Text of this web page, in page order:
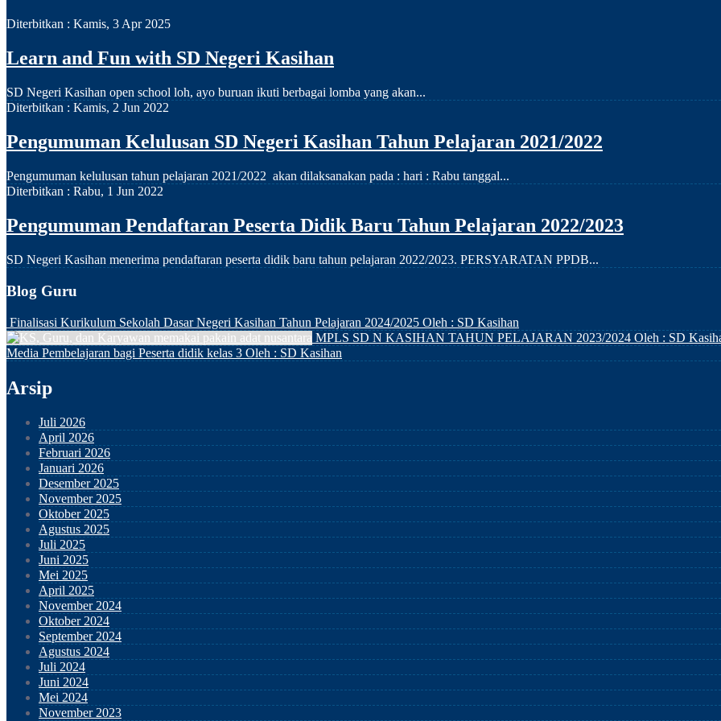
Diterbitkan : Kamis, 3 Apr 2025
Learn and Fun with SD Negeri Kasihan
SD Negeri Kasihan open school loh, ayo buruan ikuti berbagai lomba yang akan...
Diterbitkan : Kamis, 2 Jun 2022
Pengumuman Kelulusan SD Negeri Kasihan Tahun Pelajaran 2021/2022
Pengumuman kelulusan tahun pelajaran 2021/2022 akan dilaksanakan pada : hari : Rabu tanggal...
Diterbitkan : Rabu, 1 Jun 2022
Pengumuman Pendaftaran Peserta Didik Baru Tahun Pelajaran 2022/2023
SD Negeri Kasihan menerima pendaftaran peserta didik baru tahun pelajaran 2022/2023. PERSYARATAN PPDB...
Blog Guru
Finalisasi Kurikulum Sekolah Dasar Negeri Kasihan Tahun Pelajaran 2024/2025 Oleh : SD Kasihan
MPLS SD N KASIHAN TAHUN PELAJARAN 2023/2024 Oleh : SD
Media Pembelajaran bagi Peserta didik kelas 3 Oleh : SD Kasihan
Arsip
Juli 2026
April 2026
Februari 2026
Januari 2026
Desember 2025
November 2025
Oktober 2025
Agustus 2025
Juli 2025
Juni 2025
Mei 2025
April 2025
November 2024
Oktober 2024
September 2024
Agustus 2024
Juli 2024
Juni 2024
Mei 2024
November 2023